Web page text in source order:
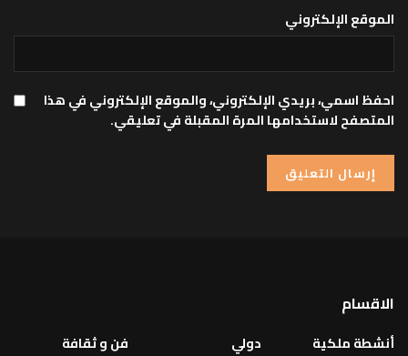
الموقع الإلكتروني
احفظ اسمي، بريدي الإلكتروني، والموقع الإلكتروني في هذا
المتصفح لاستخدامها المرة المقبلة في تعليقي.
الاقسام
أنشطة ملكية دولي فن و ثقافة